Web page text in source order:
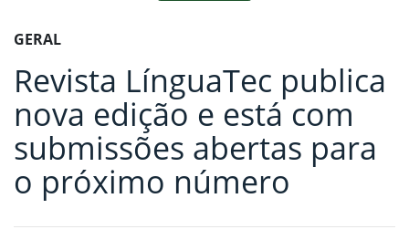
Fim da navegação
Início do conteúdo
GERAL
Revista LínguaTec publica
nova edição e está com
submissões abertas para
o próximo número